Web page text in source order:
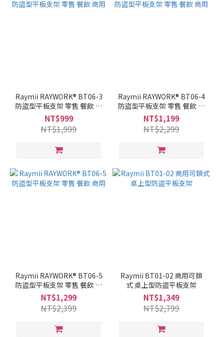
Raymii RAYWORK® BT06-3
防盜型平板支架 零售 餐飲 商
用
NT$999
NT$1,999
Raymii RAYWORK® BT06-4
防盜型平板支架 零售 餐飲 商
用
NT$1,199
NT$2,299
Raymii RAYWORK® BT06-5
防盜型平板支架 零售 餐飲 商
用
NT$1,299
NT$2,399
Raymii BT01-02 商用可鎖
式 桌上型防盜平板支架
NT$1,349
NT$2,799